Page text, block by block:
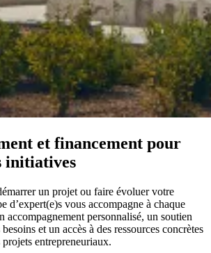
et financement pour
initiatives
un projet ou faire évoluer votre
d’expert(e)s vous accompagne à chaque
accompagnement personnalisé, un soutien
et un accès à des ressources concrètes
entrepreneuriaux.